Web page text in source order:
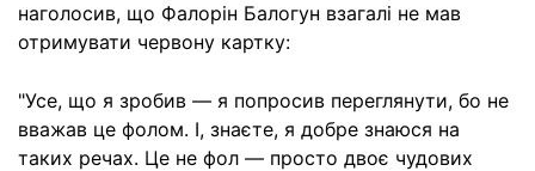
наголосив, що Фалорін Балогун взагалі не мав
отримувати червону картку:
"Усе, що я зробив — я попросив переглянути, бо не
вважав це фолом. І, знаєте, я добре знаюся на
таких речах. Це не фол — просто двоє чудових